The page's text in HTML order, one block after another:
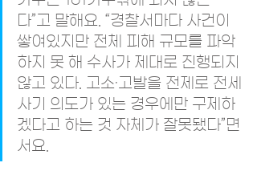
다”고 말해요. “경찰서마다 사건이
쌓여있지만 전체 피해 규모를 파악
하지 못 해 수사가 제대로 진행되지
않고 있다. 고소·고발을 전제로 전세
사기 의도가 있는 경우에만 구제하
겠다고 하는 것 자체가 잘못됐다”면
서요.